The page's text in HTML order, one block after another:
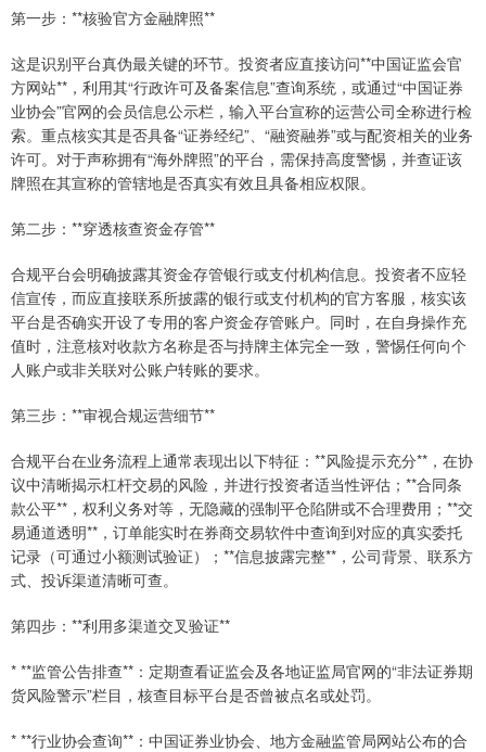
第一步：**核验官方金融牌照**
这是识别平台真伪最关键的环节。投资者应直接访问**中国证监会官
方网站**，利用其“行政许可及备案信息”查询系统，或通过“中国证券
业协会”官网的会员信息公示栏，输入平台宣称的运营公司全称进行检
索。重点核实其是否具备“证券经纪”、“融资融券”或与配资相关的业务
许可。对于声称拥有“海外牌照”的平台，需保持高度警惕，并查证该
牌照在其宣称的管辖地是否真实有效且具备相应权限。
第二步：**穿透核查资金存管**
合规平台会明确披露其资金存管银行或支付机构信息。投资者不应轻
信宣传，而应直接联系所披露的银行或支付机构的官方客服，核实该
平台是否确实开设了专用的客户资金存管账户。同时，在自身操作充
值时，注意核对收款方名称是否与持牌主体完全一致，警惕任何向个
人账户或非关联对公账户转账的要求。
第三步：**审视合规运营细节**
合规平台在业务流程上通常表现出以下特征：**风险提示充分**，在协
议中清晰揭示杠杆交易的风险，并进行投资者适当性评估；**合同条
款公平**，权利义务对等，无隐藏的强制平仓陷阱或不合理费用；**交
易通道透明**，订单能实时在券商交易软件中查询到对应的真实委托
记录（可通过小额测试验证）；**信息披露完整**，公司背景、联系方
式、投诉渠道清晰可查。
第四步：**利用多渠道交叉验证**
* **监管公告排查**：定期查看证监会及各地证监局官网的“非法证券期
货风险警示”栏目，核查目标平台是否曾被点名或处罚。
* **行业协会查询**：中国证券业协会、地方金融监管局网站公布的合